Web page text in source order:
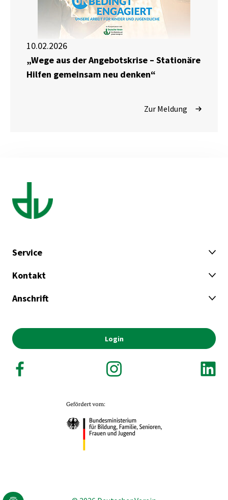
10.02.2026
„Wege aus der Angebotskrise – Stationäre
Hilfen gemeinsam neu denken“
Zur Meldung
Service
Kontakt
Anschrift
Login